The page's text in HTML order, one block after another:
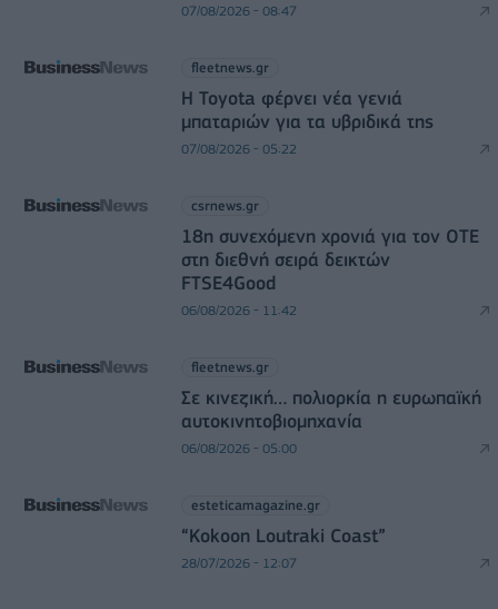
07/08/2026 - 08:47
fleetnews.gr
Η Toyota φέρνει νέα γενιά
μπαταριών για τα υβριδικά της
07/08/2026 - 05:22
csrnews.gr
18η συνεχόμενη χρονιά για τον ΟΤΕ
στη διεθνή σειρά δεικτών
FTSE4Good
06/08/2026 - 11:42
fleetnews.gr
Σε κινεζική… πολιορκία η ευρωπαϊκή
αυτοκινητοβιομηχανία
06/08/2026 - 05:00
esteticamagazine.gr
“Kokoon Loutraki Coast”
28/07/2026 - 12:07